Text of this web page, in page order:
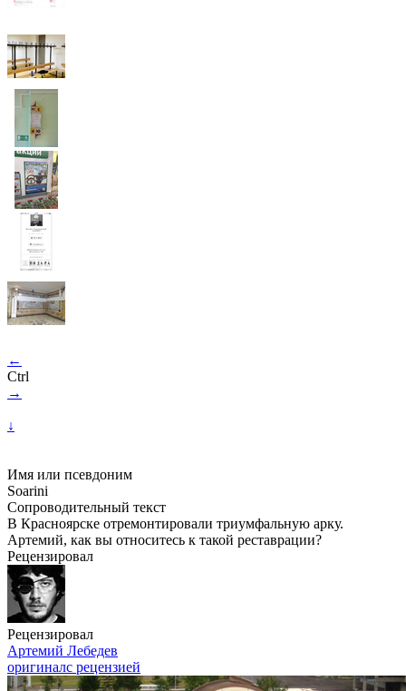
←
Ctrl
→
↓
Имя или псевдоним
Soarini
Сопроводительный текст
В Красноярске отремонтировали триумфальную арку.
Артемий, как вы относитесь к такой реставрации?
Рецензировал
Рецензировал
Артемий Лебедев
оригиналс рецензией